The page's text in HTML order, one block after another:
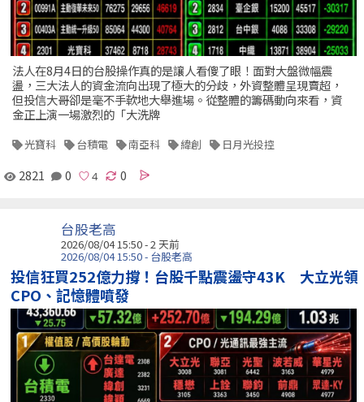
法人在8月4日的台股操作真的是讓人看傻了眼！面對大盤微幅震
盪，三大法人的資金流向出現了極大的分歧，外資整體呈現賣超，
但投信大哥卻是毫不手軟地大舉進場。從整體的籌碼動向來看，資
金正上演一場激烈的「大洗牌
光寶科 台積電 南亞科 緯創 日月光投控
2821 0 0
台股老高
2026/08/04 15:50 - 2 天前
2026/08/04 15:50 - 台股老高
投信狂買252億力撐！台股千點震盪守43K 大立光領
CPO、記憶體噴發